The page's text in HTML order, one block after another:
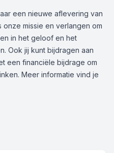
een nieuwe aflevering van
missie en verlangen om
in het geloof en het
Ook jij kunt bijdragen aan
een financiële bijdrage om
Meer informatie vind je